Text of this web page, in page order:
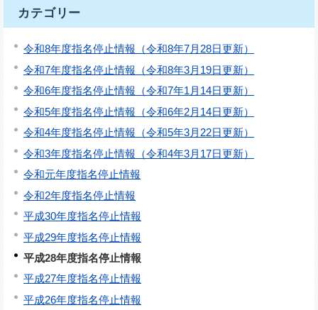
カテゴリー
令和8年度指名停止情報（令和8年7月28日更新）
令和7年度指名停止情報（令和8年3月19日更新）
令和6年度指名停止情報（令和7年1月14日更新）
令和5年度指名停止情報（令和6年2月14日更新）
令和4年度指名停止情報（令和5年3月22日更新）
令和3年度指名停止情報（令和4年3月17日更新）
令和元年度指名停止情報
令和2年度指名停止情報
平成30年度指名停止情報
平成29年度指名停止情報
平成28年度指名停止情報
平成27年度指名停止情報
平成26年度指名停止情報